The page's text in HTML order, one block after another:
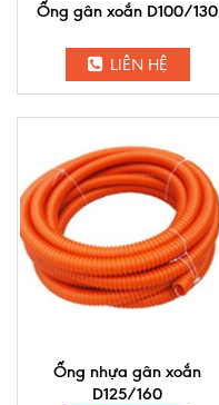
Ống gân xoắn D100/130
LIÊN HỆ
Ống nhựa gân xoắn
D125/160